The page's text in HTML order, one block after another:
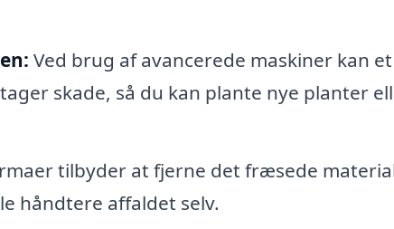
Ved brug af avancerede maskiner kan
skade, så du kan plante nye planter
tilbyder at fjerne det fræsede
håndtere affaldet selv.